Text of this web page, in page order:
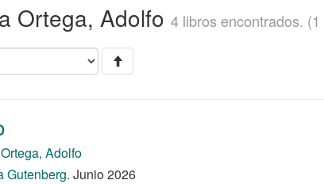
Ortega, Adolfo 4 libros encontrados.
Adolfo
Gutenberg. Junio 2026